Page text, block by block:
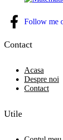
Follow me
Contact
Acasa
Despre noi
Contact
Utile